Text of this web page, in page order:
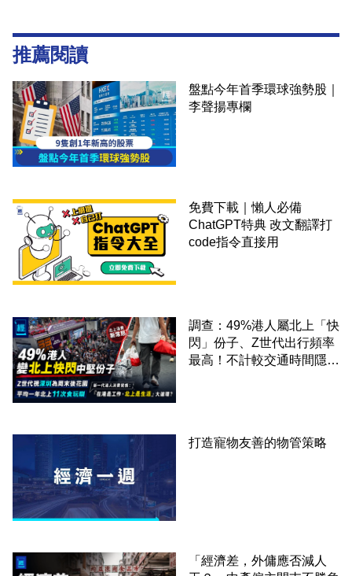
推薦閱讀
盤點今年首季環球強勢股｜
李聲揚專欄
免費下載｜懶人必備
ChatGPT特典 改文翻譯打
code指令直接用
調查：49%港人屬北上「快
閃」份子、Z世代出行頻率
最高！不計較交通時間隱形
打造寵物友善的物管策略
「經濟差，外傭應否減人